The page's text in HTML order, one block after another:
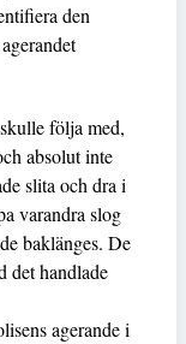
den
följa med,
absolut inte
slita och dra i
varandra slog
baklänges. De
det handlade
agerande i